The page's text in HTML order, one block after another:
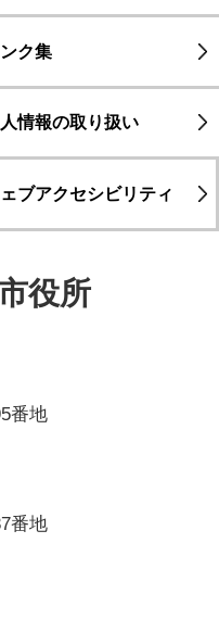
ク集
情報の取り扱い
ブアクセシビリティ
役所
番地
番地